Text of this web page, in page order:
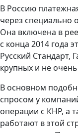
В Россию
через
Она включена в
с конца 2014 года
Русский Стандарт,
крупных и не
В основном
спросом у
операции с КНР, а
работают в этой